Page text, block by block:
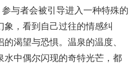
与者会被引导进入一种特殊的
象，看到自己过往的情感纠
渴望与恐惧。温泉的温度、
水中偶尔闪现的奇特光芒，都